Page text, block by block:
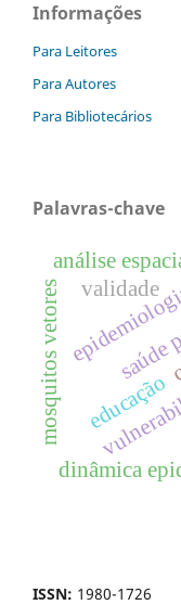
Informações
Para Leitores
Para Autores
Para Bibliotecários
Palavras-chave
análise
dinâmica
validade
mosquitos vetores educação
ISSN: 1980-1726